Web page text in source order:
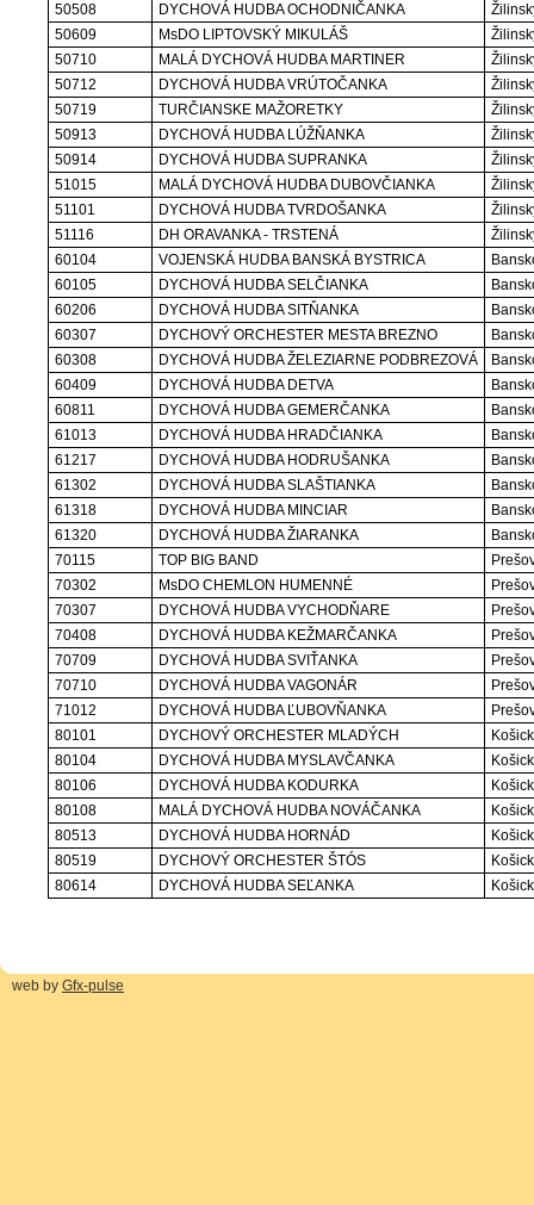
50508
DYCHOVÁ HUDBA OCHODNIČANKA
50609
MsDO LIPTOVSKÝ MIKULÁŠ
50710
MALÁ DYCHOVÁ HUDBA MARTINER
50712
DYCHOVÁ HUDBA VRÚTOČANKA
50719
TURČIANSKE MAŽORETKY
50913
DYCHOVÁ HUDBA LÚŽŇANKA
50914
DYCHOVÁ HUDBA SUPRANKA
51015
MALÁ DYCHOVÁ HUDBA DUBOVČIANKA
51101
DYCHOVÁ HUDBA TVRDOŠANKA
51116
DH ORAVANKA - TRSTENÁ
60104
VOJENSKÁ HUDBA BANSKÁ BYSTRICA
60105
DYCHOVÁ HUDBA SELČIANKA
60206
DYCHOVÁ HUDBA SITŇANKA
60307
DYCHOVÝ ORCHESTER MESTA BREZNO
60308
DYCHOVÁ HUDBA ŽELEZIARNE PODBREZOVÁ
60409
DYCHOVÁ HUDBA DETVA
60811
DYCHOVÁ HUDBA GEMERČANKA
61013
DYCHOVÁ HUDBA HRADČIANKA
61217
DYCHOVÁ HUDBA HODRUŠANKA
61302
DYCHOVÁ HUDBA SLAŠTIANKA
61318
DYCHOVÁ HUDBA MINCIAR
61320
DYCHOVÁ HUDBA ŽIARANKA
70115
TOP BIG BAND
70302
MsDO CHEMLON HUMENNÉ
70307
DYCHOVÁ HUDBA VYCHODŇARE
70408
DYCHOVÁ HUDBA KEŽMARČANKA
70709
DYCHOVÁ HUDBA SVIŤANKA
70710
DYCHOVÁ HUDBA VAGONÁR
71012
DYCHOVÁ HUDBA ĽUBOVŇANKA
80101
DYCHOVÝ ORCHESTER MLADÝCH
80104
DYCHOVÁ HUDBA MYSLAVČANKA
80106
DYCHOVÁ HUDBA KODURKA
80108
MALÁ DYCHOVÁ HUDBA NOVÁČANKA
80513
DYCHOVÁ HUDBA HORNÁD
80519
DYCHOVÝ ORCHESTER ŠTÓS
80614
DYCHOVÁ HUDBA SEĽANKA
web by Gfx-pulse